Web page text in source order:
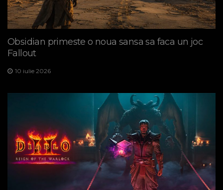
Obsidian primeste o noua sansa sa faca un joc
Fallout
10 iulie 2026